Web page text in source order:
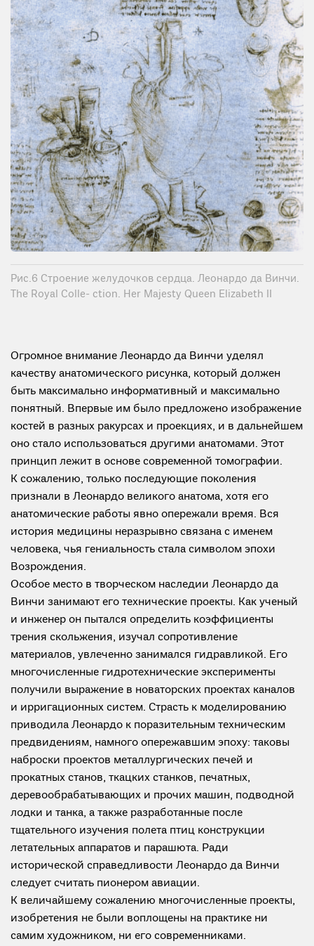
Рис.6 Строение желудочков сердца. Леонардо да Винчи.
The Royal Colle- ction. Her Majesty Queen Elizabeth II
Огромное внимание Леонардо да Винчи уделял
качеству анатомического рисунка, который должен
быть максимально информативный и максимально
понятный. Впервые им было предложено изображение
костей в разных ракурсах и проекциях, и в дальнейшем
оно стало использоваться другими анатомами. Этот
принцип лежит в основе современной томографии.
К сожалению, только последующие поколения
признали в Леонардо великого анатома, хотя его
анатомические работы явно опережали время. Вся
история медицины неразрывно связана с именем
человека, чья гениальность стала символом эпохи
Возрождения.
Особое место в творческом наследии Леонардо да
Винчи занимают его технические проекты. Как ученый
и инженер он пытался определить коэффициенты
трения скольжения, изучал сопротивление
материалов, увлеченно занимался гидравликой. Его
многочисленные гидротехнические эксперименты
получили выражение в новаторских проектах каналов
и ирригационных систем. Страсть к моделированию
приводила Леонардо к поразительным техническим
предвидениям, намного опережавшим эпоху: таковы
наброски проектов металлургических печей и
прокатных станов, ткацких станков, печатных,
деревообрабатывающих и прочих машин, подводной
лодки и танка, а также разработанные после
тщательного изучения полета птиц конструкции
летательных аппаратов и парашюта. Ради
исторической справедливости Леонардо да Винчи
следует считать пионером авиации.
К величайшему сожалению многочисленные проекты,
изобретения не были воплощены на практике ни
самим художником, ни его современниками.